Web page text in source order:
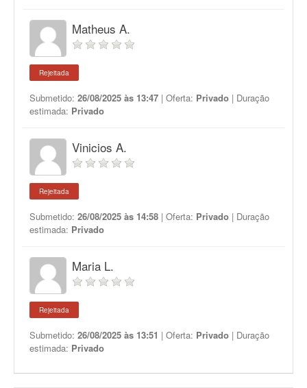
Matheus A.
Rejeitada
Submetido: 26/08/2025 às 13:47 | Oferta: Privado | Duração
estimada: Privado
Vinicios A.
Rejeitada
Submetido: 26/08/2025 às 14:58 | Oferta: Privado | Duração
estimada: Privado
Maria L.
Rejeitada
Submetido: 26/08/2025 às 13:51 | Oferta: Privado | Duração
estimada: Privado